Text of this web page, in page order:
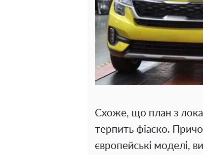
Схоже, що план з
терпить фіаско.
європейські моделі,